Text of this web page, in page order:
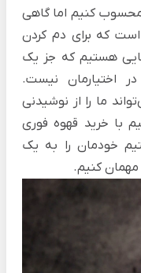
کنیم اما گاهی
که برای دم کردن
هستیم که جز یک
اختیارمان نیست.
ما را از نوشیدنی
با خرید قهوه فوری
خودمان را به یک
کنیم.